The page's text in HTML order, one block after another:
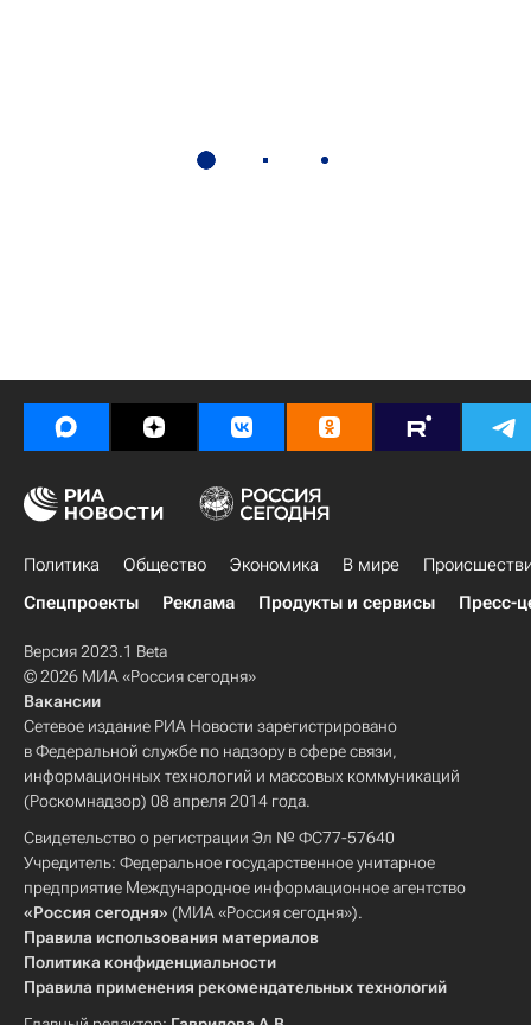
Политика Общество Экономика В мире
Спецпроекты
Реклама Продукты и сервисы Пресс-
Версия 2023.1 Beta
© 2026 МИА «Россия сегодня»
Вакансии
Сетевое издание РИА Новости зарегистрировано
в Федеральной службе по надзору в сфере связи,
информационных технологий и массовых коммуникаций
(Роскомнадзор) 08 апреля 2014 года.
Свидетельство о регистрации Эл № ФС77-57640
Учредитель: Федеральное государственное унитарное
предприятие Международное информационное агентство
«Россия сегодня» (МИА «Россия сегодня»).
Правила использования материалов
Политика конфиденциальности
Правила применения рекомендательных технологий